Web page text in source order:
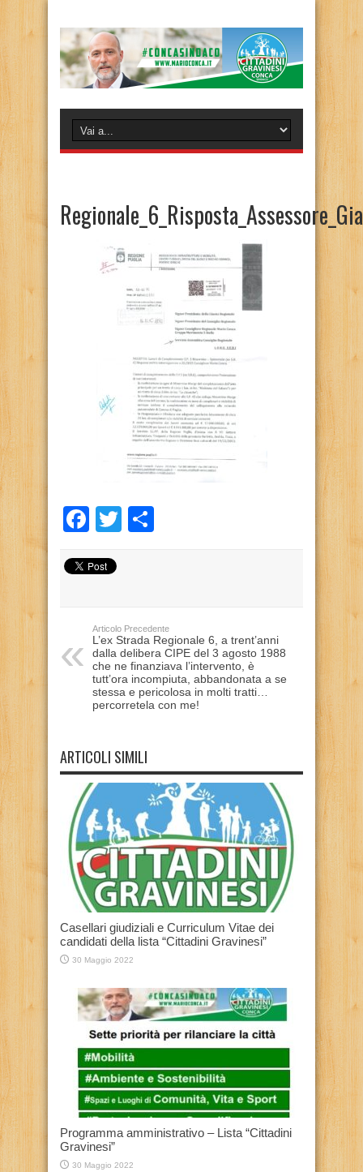
Facebook
Twitter
Articolo Precedente
L’ex Strada Regionale 6, a trent’anni
dalla delibera CIPE del 3 agosto 1988
che ne finanziava l’intervento, è
tutt’ora incompiuta, abbandonata a se
stessa e pericolosa in molti tratti…
percorretela con me!
ARTICOLI SIMILI
Casellari giudiziali e Curriculum Vitae dei
candidati della lista “Cittadini Gravinesi”
30 Maggio 2022
Programma amministrativo – Lista “Cittadini
Gravinesi”
30 Maggio 2022